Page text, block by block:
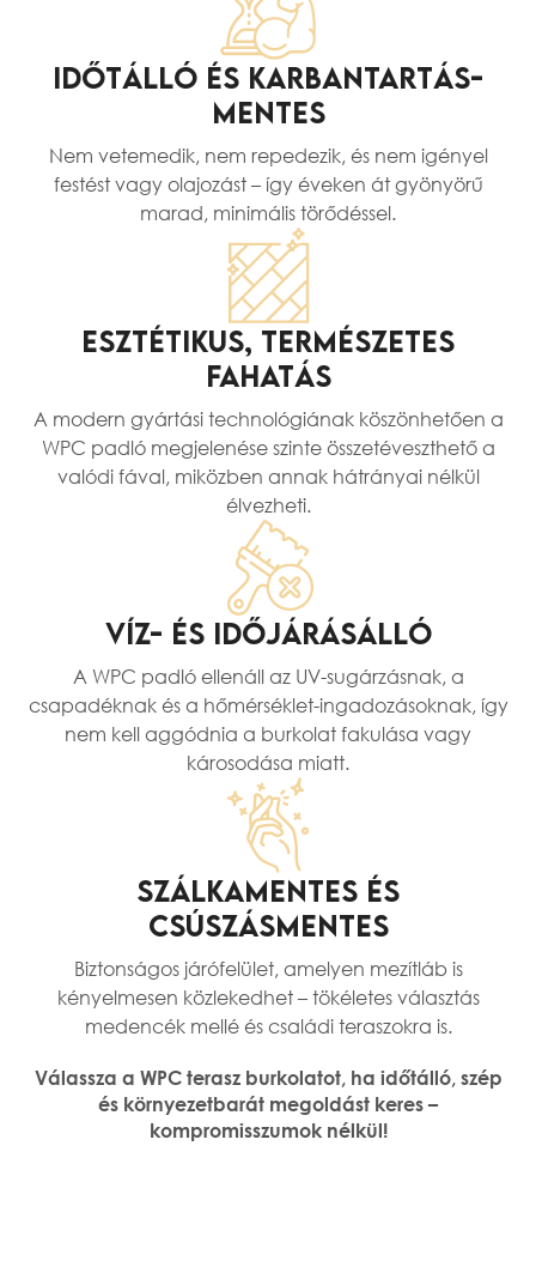
IDŐTÁLLÓ ÉS KARBANTARTÁS­
MENTES
Nem vetemedik, nem repedezik, és nem igényel
festést vagy olajozást – így éveken át gyönyörű
marad, minimális törődéssel.
ESZTÉTIKUS, TERMÉSZETES
FAHATÁS
A modern gyártási technológiának köszönhetően a
WPC padló megjelenése szinte összetéveszthető a
valódi fával, miközben annak hátrányai nélkül
élvezheti.
VÍZ- ÉS IDŐJÁRÁSÁLLÓ
A WPC padló ellenáll az UV-sugárzásnak, a
csapadéknak és a hőmérséklet-ingadozásoknak, így
nem kell aggódnia a burkolat fakulása vagy
károsodása miatt.
SZÁLKAMENTES ÉS
CSÚSZÁSMENTES
Biztonságos járófelület, amelyen mezítláb is
kényelmesen közlekedhet – tökéletes választás
medencék mellé és családi teraszokra is.
Válassza a WPC terasz burkolatot, ha időtálló, szép
és környezetbarát megoldást keres –
kompromisszumok nélkül!